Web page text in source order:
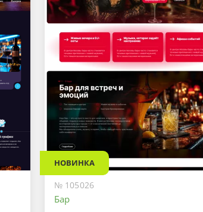
НОВИНКА
№ 105026
Бар